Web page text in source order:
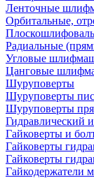
Ленточные
Орбитальные,
Радиальные
Угловые
Цанговые
Шуруповерты
Шуруповерты
Шуруповерты
Гидравлический
Гайковерты и
Гайковерты
Гайковерты
Гайкодержатели